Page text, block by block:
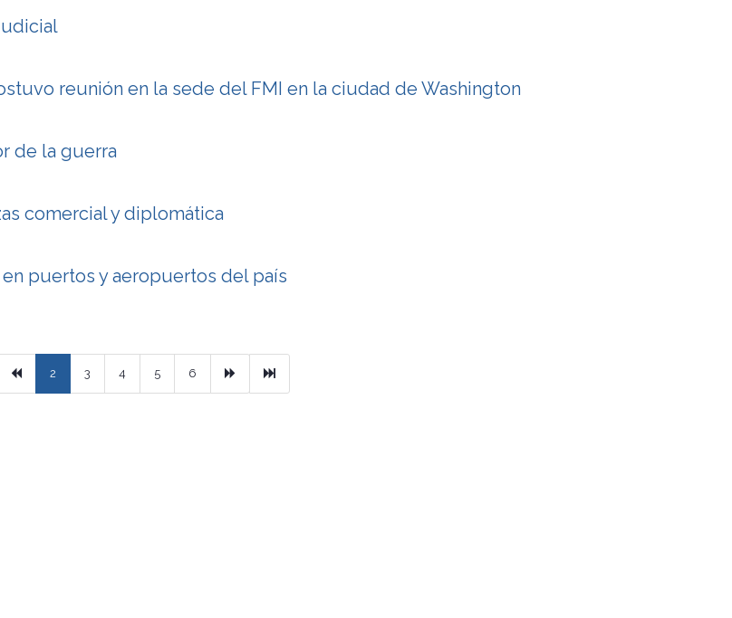
reunión en la sede del FMI en la ciudad de Washington
de la guerra
comercial y diplomática
puertos y aeropuertos del país
Previous
2 3 4 5 6 Ultimo